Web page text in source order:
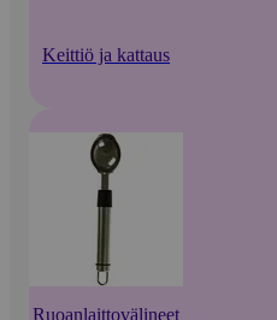
Keittiö ja kattaus
Ruoanlaittovälineet